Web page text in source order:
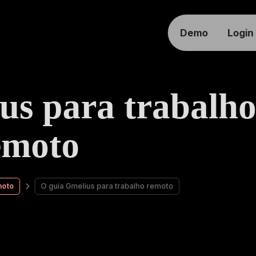
Demo Login
para trabalho
O guia Gmelius para trabalho remoto